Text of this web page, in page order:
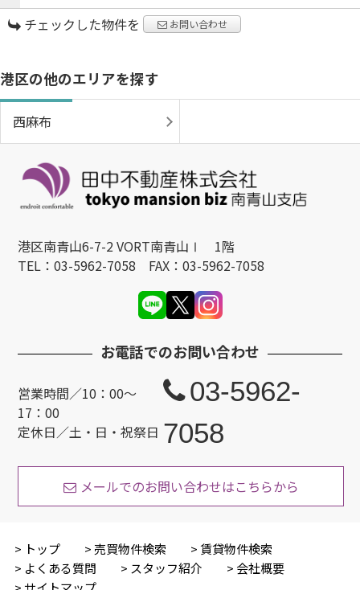
チェックした物件を お問い合わせ
港区の他のエリアを探す
西麻布
港区南青山6-7-2 VORT南青山Ⅰ 1階
TEL：03-5962-7058 FAX：03-5962-7058
お電話でのお問い合わせ
営業時間／10：00〜
17：00
定休日／土・日・祝祭日
03-5962-
7058
メールでのお問い合わせはこちらから
トップ 売買物件検索
賃貸物件検索
よくある質問
スタッフ紹介
会社概要